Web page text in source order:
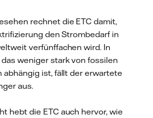
rechnet die ETC damit,
den Strombedarf in
verfünffachen wird. In
weniger stark von fossilen
abhängig ist, fällt der erwartete
aus.
hebt die ETC auch hervor, wie